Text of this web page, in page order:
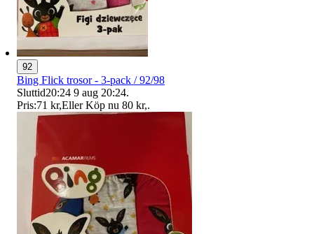
92
Bing Flick trosor - 3-pack / 92/98
Sluttid20:24 9 aug 20:24.
Pris:71 kr,Eller Köp nu 80 kr,.